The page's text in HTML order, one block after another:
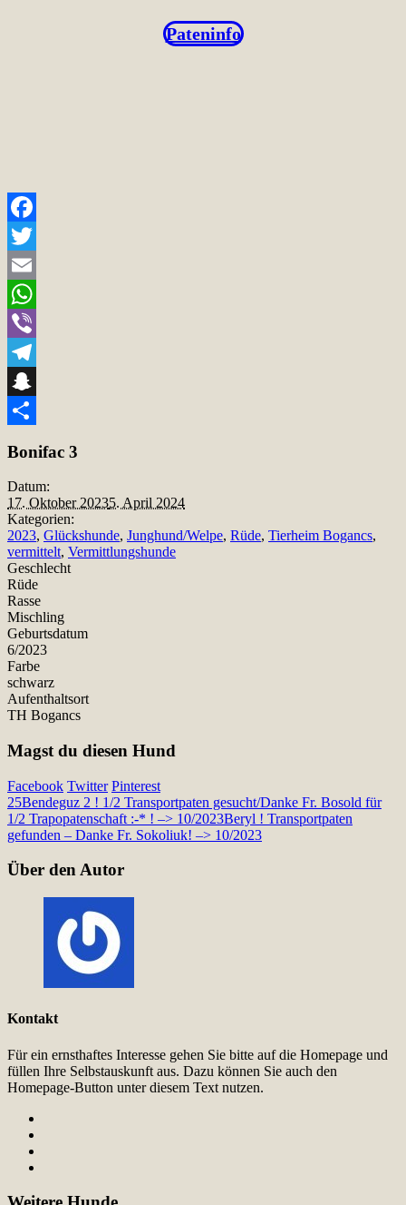
Pateninfo
Facebook
Twitter
Email
WhatsApp
Viber
Telegram
Snapchat
Bonifac 3
Datum:
17. Oktober 20235. April 2024
Kategorien:
2023, Glückshunde, Junghund/Welpe, Rüde, Tierheim Bogancs,
vermittelt, Vermittlungshunde
Geschlecht
Rüde
Rasse
Mischling
Geburtsdatum
6/2023
Farbe
schwarz
Aufenthaltsort
TH Bogancs
Magst du diesen Hund
Facebook Twitter Pinterest
25Bendeguz 2 ! 1/2 Transportpaten gesucht/Danke Fr. Bosold für
1/2 Trapopatenschaft :-* ! –> 10/2023Beryl ! Transportpaten
gefunden – Danke Fr. Sokoliuk! –> 10/2023
Über den Autor
Kontakt
Für ein ernsthaftes Interesse gehen Sie bitte auf die Homepage und
füllen Ihre Selbstauskunft aus. Dazu können Sie auch den
Homepage-Button unter diesem Text nutzen.